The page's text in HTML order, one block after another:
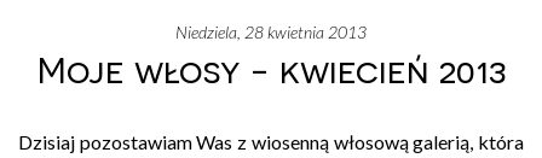
niedziela, 28 kwietnia 2013
Moje włosy - kwiecień 2013
Dzisiaj pozostawiam Was z wiosenną włosową galerią, która